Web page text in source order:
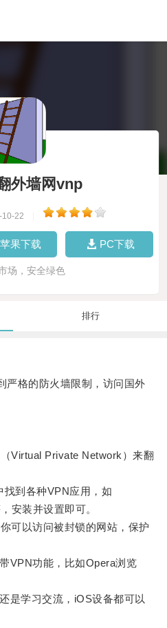
外墙网vnp
10-22
苹果下载 PC下载
场，安全绿色
排行
格的防火墙限制，访问国外
Private Network）来翻
到各种VPN应用，如
安装并设置即可。
以访问被封锁的网站，保护
功能，比如Opera浏览
学习交流，iOS设备都可以